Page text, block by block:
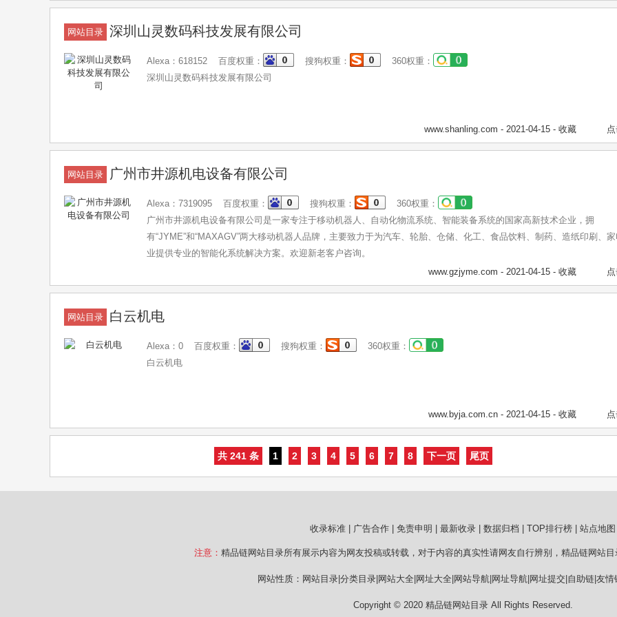
网站目录 深圳山灵数码科技发展有限公司
Alexa：618152 百度权重： 搜狗权重：
360权重：
深圳山灵数码科技发展有限公司
www.shanling.com - 2021-04-15 - 收藏
网站目录 广州市井源机电设备有限公司
Alexa：7319095 百度权重： 搜狗权重：
360权重：
广州市井源机电设备有限公司是一家专注于移动机器人、自动化物流系统、智能装备系统的国家高新技术企业，拥
有“JYME”和“MAXAGV”两大移动机器人品牌，主要致力于为汽车、轮胎、仓储、化工、食品饮料、制药、造纸印刷、
业提供专业的智能化系统解决方案。欢迎新老客户咨询。
www.gzjyme.com - 2021-04-15 - 收藏
网站目录 白云机电
Alexa：0 百度权重： 搜狗权重：
360权重：
白云机电
www.byja.com.cn - 2021-04-15 - 收藏
共 241 条 1 2 3 4 5 6 7 8 下一页 尾页
收录标准 广告合作 免责申明 最新收录 数据归档 TOP排行榜 站点地图
注意： 精品链网站目录所有展示内容为网友投稿或转载，对于内容的真实性请网友自行辨别，精品链网站目
网站性质：网站目录|分类目录|网站大全|网址大全|网站导航|网址导航|网址提交|自助链|友情
Copyright © 2020 精品链网站目录All Rights Reserved.